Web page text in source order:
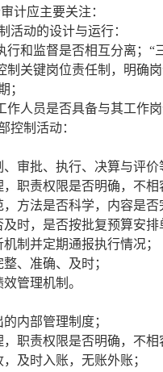
计应主要关注：
活动的设计与运行：
行和监督是否相互分离；
制关键岗位责任制，明确
；
作人员是否具备与其工作
控制活动：
、审批、执行、决算与评
，职责权限是否明确，不
，方法是否科学，内容是否
及时，是否按批复预算安
制并定期通报执行情况；
、准确、及时；
管理机制。
内部管理制度；
，职责权限是否明确，不
及时入账，无账外账；